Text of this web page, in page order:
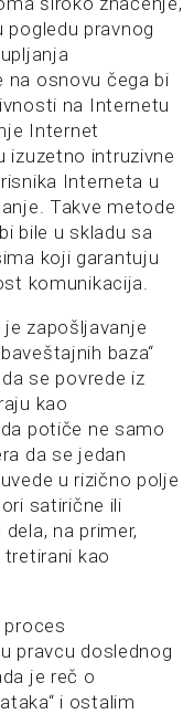
pravnog
na osnovu čega bi
na Internetu
Internet
izuzetno intruzivne
Interneta u
Takve metode
bile u skladu sa
koji garantuju
komunikacija.
zapošljavanje
baza“
se povrede iz
kao
potiče ne samo
da se jedan
u rizično polje
satirične ili
na primer,
kao
pravcu doslednog
je reč o
i ostalim